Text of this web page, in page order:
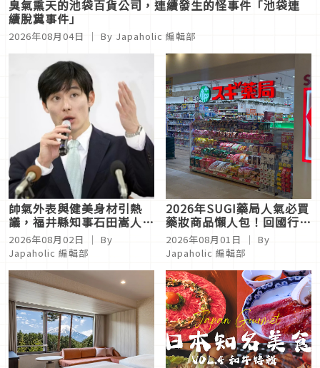
臭氣熏天的池袋百貨公司，連續發生的怪事件「池袋連
續脫糞事件」
2026年08月04日 ｜ By Japaholic 編輯部
帥氣外表與健美身材引熱
議，福井縣知事石田嵩人被
封為「日本最帥知事」
2026年08月02日
｜ By
Japaholic 編輯部
2026年SUGI藥局人氣必買
藥妝商品懶人包！回國行李
箱放這些準沒錯
2026年08月01日
｜ By
Japaholic 編輯部